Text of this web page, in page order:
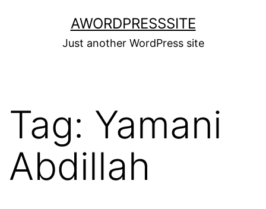
AWORDPRESSSITE
Just another WordPress site
Tag: Yamani
Abdillah